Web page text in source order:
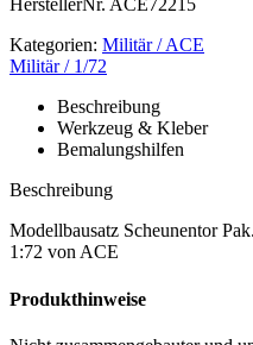
HerstellerNr. ACE72215
Kategorien: Militär / ACE
Militär / 1/72
Beschreibung
Werkzeug & Kleber
Bemalungshilfen
Beschreibung
Modellbausatz Scheunentor
1:72 von ACE
Produkthinweise